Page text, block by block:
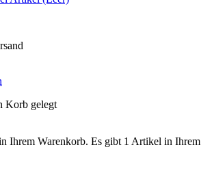
Korb gelegt
Ihrem Warenkorb. Es gibt 1 Artikel in Ihrem